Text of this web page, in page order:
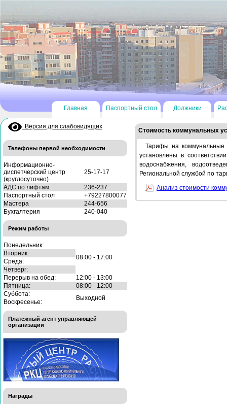
Главная Паспортный стол Должники
Версия для слабовидящих
Телефоны первой необходимости
Информационно-
диспетчерский центр
(круглосуточно)
25-17-17
АДС по лифтам
236-237
Паспортный стол
+79227800077
Мастера
244-656
Бухгалтерия
240-040
Режим работы
Понедельник:
08:00 - 17:00
Вторник:
Среда:
Четверг:
Перерыв на обед:
12:00 - 13:00
Пятница:
08:00 - 12:00
Суббота:
Выходной
Воскресенье:
Платежный агент управляющей
организации
Награды
Стоимость коммунальных
Тарифы на коммунальные
установлены в
водоснабжения,
Региональной службой по
Анализ стоимости